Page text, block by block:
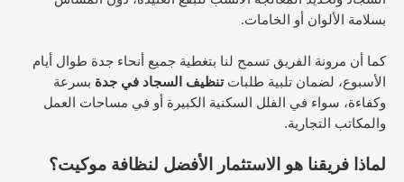
بسلامة الألوان أو الخامات.
كما أن مرونة الفريق تسمح لنا بتغطية جميع أنحاء جدة طوال أيام
الأسبوع، لضمان تلبية طلباتتنظيف السجاد في جدة بسرعة
وكفاءة، سواء في الفلل السكنية الكبيرة أو في مساحات العمل
والمكاتب التجارية.
لماذا فريقنا هو الاستثمار الأفضل لنظافة موكيت؟